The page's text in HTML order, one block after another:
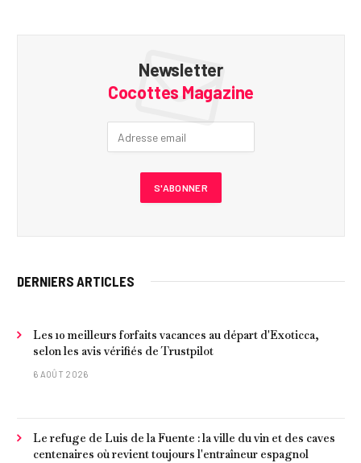
Newsletter
Cocottes Magazine
DERNIERS ARTICLES
Les 10 meilleurs forfaits vacances au départ d'Exoticca,
selon les avis vérifiés de Trustpilot
6 AOÛT 2026
Le refuge de Luis de la Fuente : la ville du vin et des caves
centenaires où revient toujours l'entraîneur espagnol